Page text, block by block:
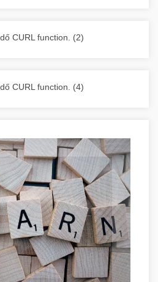
komplett
CURL function. (2)
CURL function. (4)